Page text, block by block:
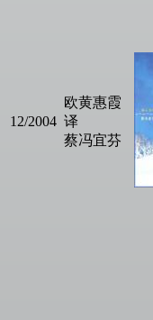
12/2004
欧黄惠霞
译
蔡冯宜芬